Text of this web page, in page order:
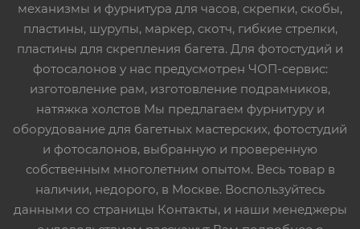
механизмы и фурнитура для часов, скрепки, скобы,
пластины, шурупы, маркер, скотч, гибкие стрелки,
пластины для скрепления багета. Для фотостудий и
фотосалонов у нас предусмотрен ЧОП-сервис:
изготовление рам, изготовление подрамников,
натяжка холстов Мы предлагаем фурнитуру и
оборудование для багетных мастерских, фотостудий
и фотосалонов, выбранную и проверенную
собственным многолетним опытом. Весь товар в
наличии, недорого, в Москве. Воспользуйтесь
данными со страницы Контакты, и наши менеджеры